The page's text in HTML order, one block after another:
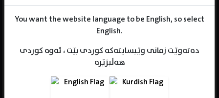
You want the website language to be English, so select
English.
دەتەوێت زمانی وێبسایتەکە کوردی بێت ، ئەوە کوردی
هەڵبژێرە
Gender : male